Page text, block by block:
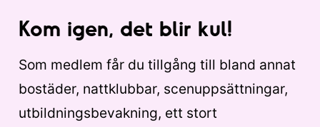
Kom igen, det blir kul!
Som medlem får du tillgång till bland annat
bostäder, nattklubbar, scenuppsättningar,
utbildningsbevakning, ett stort